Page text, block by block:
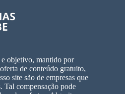
objetivo, mantido por
de conteúdo gratuito,
site são de empresas que
Tal compensação pode